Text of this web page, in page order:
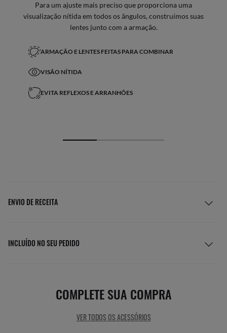
Para um ajuste mais preciso que proporciona uma
visualização nítida em todos os ângulos, construímos suas
lentes junto com a armação.
ARMAÇÃO E LENTES FEITAS PARA COMBINAR
VISÃO NÍTIDA
EVITA REFLEXOS E ARRANHÕES
ENVIO DE RECEITA
INCLUÍDO NO SEU PEDIDO
COMPLETE SUA COMPRA
VER TODOS OS ACESSÓRIOS